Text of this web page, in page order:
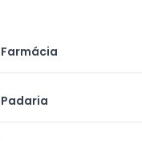
Farmácia
Padaria